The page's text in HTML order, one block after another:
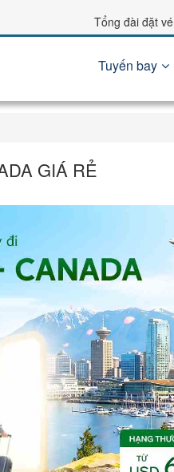
Tổng đài đặt vé
Tuyến bay
GIÁ RẺ